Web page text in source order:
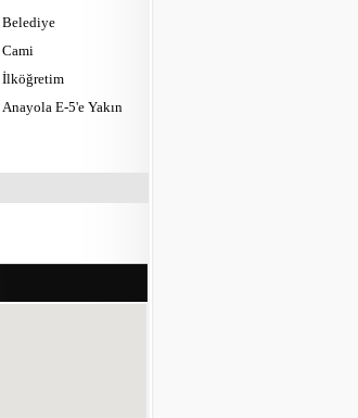
Belediye
Cami
İlköğretim
Anayola E-5'e Yakın